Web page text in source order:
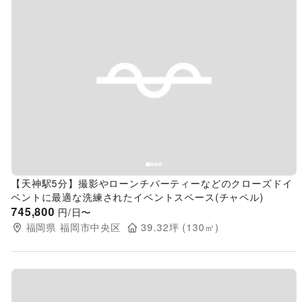
Previous slide
【天神駅5分】撮影やローンチパーティーなどのクローズドイ
ベントに最適な洗練されたイベントスペース(チャペル)
745,800 円/日〜
福岡県 福岡市中央区 39.32坪 (130 ㎡)